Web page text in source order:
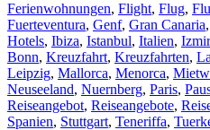
Ferienwohnungen, Flight, Flug,
Fuerteventura, Genf, Gran Canaria,
Hotels, Ibiza, Istanbul, Italien, Izmir
Bonn, Kreuzfahrt, Kreuzfahrten,
Leipzig, Mallorca, Menorca,
Neuseeland, Nuernberg, Paris,
Reiseangebot, Reiseangebote,
Spanien, Stuttgart, Teneriffa,